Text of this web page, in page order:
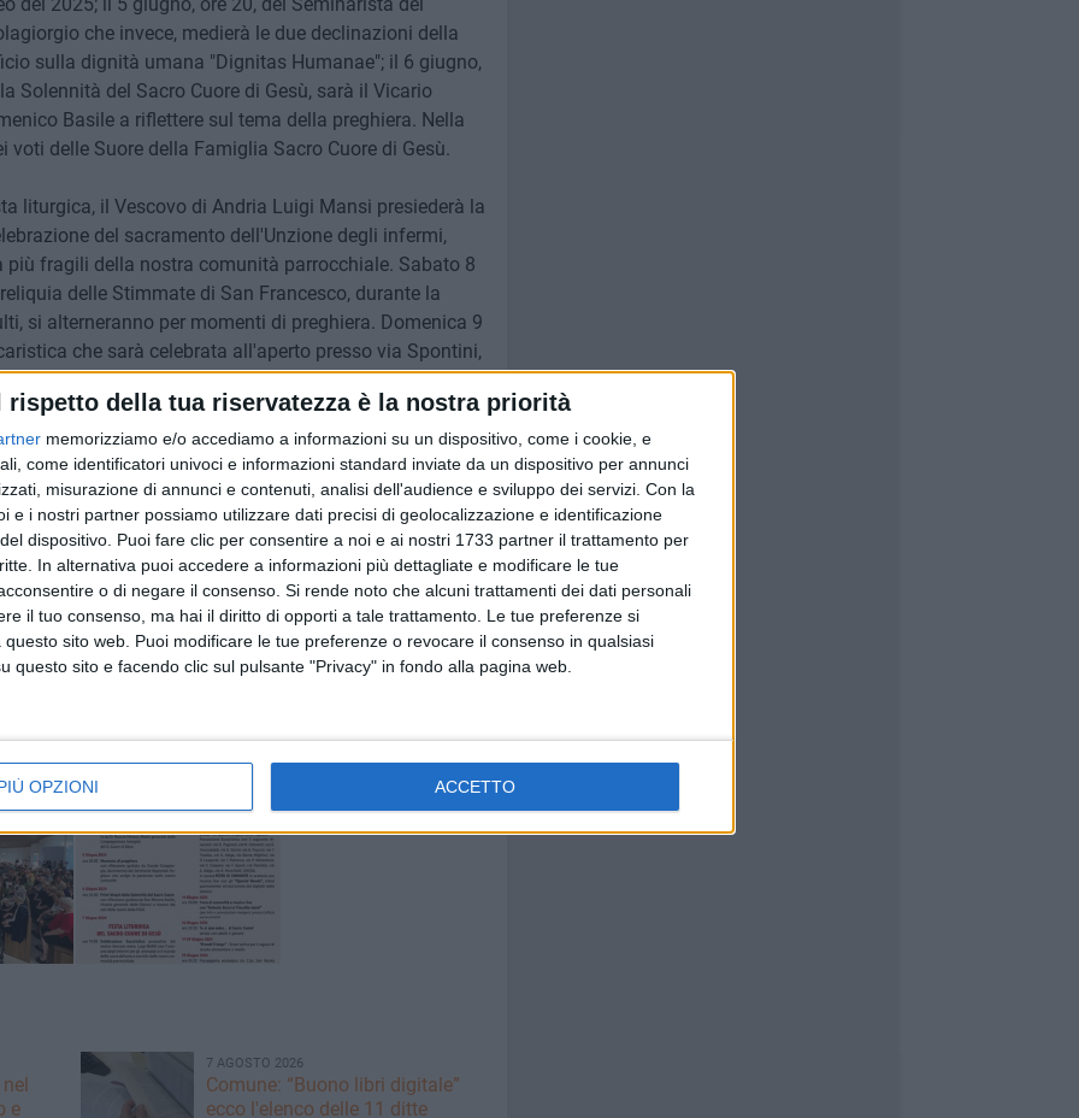
rispetto della tua riservatezza è la nostra priorità
memorizziamo e/o accediamo a informazioni su un dispositivo, come i cookie, e
come identificatori univoci e informazioni standard inviate da un dispositivo per annunci
misurazione di annunci e contenuti, analisi dell'audience e sviluppo dei servizi. Con la
e i nostri partner possiamo utilizzare dati precisi di geolocalizzazione e identificazione
dispositivo. Puoi fare clic per consentire a noi e ai nostri 1733 partner il trattamento per
In alternativa puoi accedere a informazioni più dettagliate e modificare le tue
o di negare il consenso. Si rende noto che alcuni trattamenti dei dati personali
il tuo consenso, ma hai il diritto di opporti a tale trattamento. Le tue preferenze si
sito web. Puoi modificare le tue preferenze o revocare il consenso in qualsiasi
questo sito e facendo clic sul pulsante "Privacy" in fondo alla pagina web.
OPZIONI ACCETTO
che invece, medierà le due declinazioni della
sulla dignità umana "Dignitas Humanae"; il 6 giugno,
Solennità del Sacro Cuore di Gesù, sarà il Vicario
Basile a riflettere sul tema della preghiera. Nella
delle Suore della Famiglia Sacro Cuore di Gesù.
liturgica, il Vescovo di Andria Luigi Mansi presiederà la
del sacramento dell'Unzione degli infermi,
più fragili della nostra comunità parrocchiale. Sabato 8
delle Stimmate di San Francesco, durante la
si alterneranno per momenti di preghiera. Domenica 9
che sarà celebrata all'aperto presso via Spontini,
del quartiere sino a giungere presso l'Oratorio
di musica live con gli "Special Needs" e festa con
saranno le iniziative che coinvolgeranno la comunità,
con la band "Antonio Bucci e l'insolita band" il 14
Cuore, serata di cabaret parrocchiale, e ancora le
coinvolgono centinaia di bambini ed educatori, nel
ecologica all'alba di sabato 29 giugno per le
Eucaristica presieduta dal Vescovo di Avezzano
di dedicazione della nuova Chiesa parrocchiale,
e quindi per il quartiere intero invitato a
casa propria"!!!
e
7 AGOSTO 2026
Comune: “Buono libri digitale”
ecco l'elenco delle 11 ditte